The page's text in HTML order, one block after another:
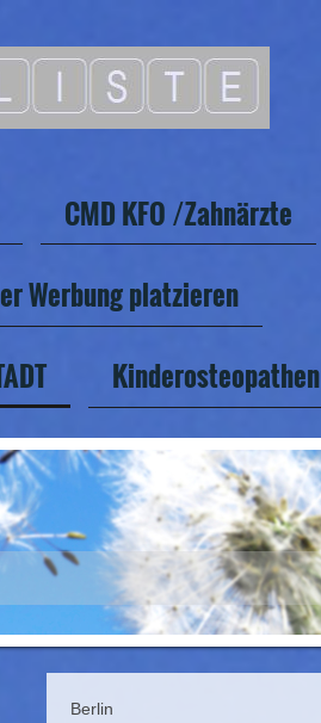
CMD KFO /Zahnärzte
Werbung platzieren
Kinderosteopathen
Berlin